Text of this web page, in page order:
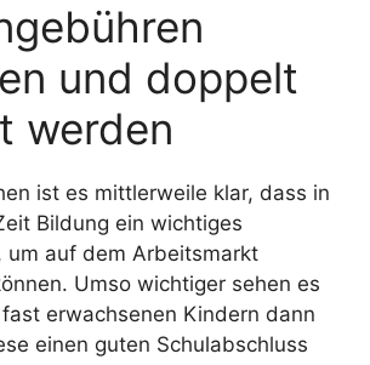
und doppelt
werden
ist es mittlerweile klar, dass in
Bildung ein wichtiges
um auf dem Arbeitsmarkt
Umso wichtiger sehen es
erwachsenen Kindern dann
einen guten Schulabschluss